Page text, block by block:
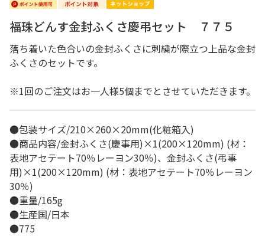
福珠どんす金封ふくさ慶弔セット ７７５
落ち着いた色合いの金封ふくさに刺繍が際立つ上品な金封
ふくさのセットです。
※1回のご注文はお一人様5個までとさせていただきます。
●包装サイズ/210×260×20mm(化粧箱入)
●商品内容/金封ふくさ(慶事用)×1(200×120mm) (材：
表地アセテート70％レーヨン30％)、金封ふくさ(弔事
用)×1(200×120mm) (材：表地アセテート70％レーヨン
30％)
●重量/165g
●生産国/日本
●775